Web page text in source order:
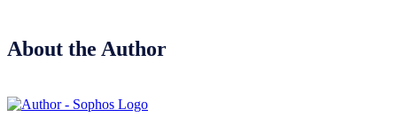
About the Author